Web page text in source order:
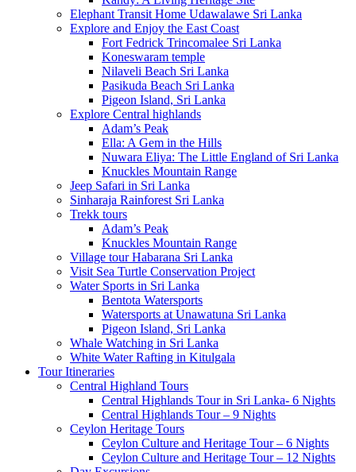
Elephant Transit Home Udawalawe Sri Lanka
Explore and Enjoy the East Coast
Fort Fedrick Trincomalee Sri Lanka
Koneswaram temple
Nilaveli Beach Sri Lanka
Pasikuda Beach Sri Lanka
Pigeon Island, Sri Lanka
Explore Central highlands
Adam’s Peak
Ella: A Gem in the Hills
Nuwara Eliya: The Little England of Sri Lanka
Knuckles Mountain Range
Jeep Safari in Sri Lanka
Sinharaja Rainforest Sri Lanka
Trekk tours
Adam’s Peak
Knuckles Mountain Range
Village tour Habarana Sri Lanka
Visit Sea Turtle Conservation Project
Water Sports in Sri Lanka
Bentota Watersports
Watersports at Unawatuna Sri Lanka
Pigeon Island, Sri Lanka
Whale Watching in Sri Lanka
White Water Rafting in Kitulgala
Tour Itineraries
Central Highland Tours
Central Highlands Tour in Sri Lanka- 6 Nights
Central Highlands Tour – 9 Nights
Ceylon Heritage Tours
Ceylon Culture and Heritage Tour – 6 Nights
Ceylon Culture and Heritage Tour – 12 Nights